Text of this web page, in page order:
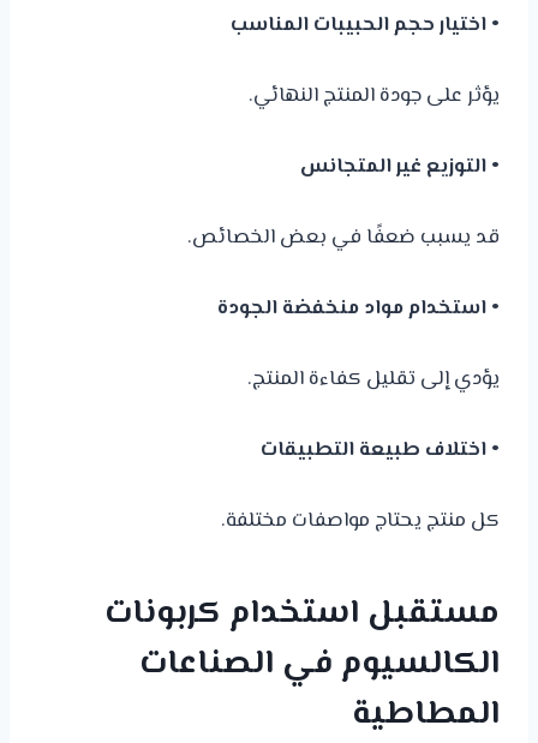
• اختيار حجم الحبيبات المناسب
يؤثر على جودة المنتج النهائي.
• التوزيع غير المتجانس
قد يسبب ضعفًا في بعض الخصائص.
• استخدام مواد منخفضة الجودة
يؤدي إلى تقليل كفاءة المنتج.
• اختلاف طبيعة التطبيقات
كل منتج يحتاج مواصفات مختلفة.
مستقبل استخدام كربونات
الكالسيوم في الصناعات
المطاطية